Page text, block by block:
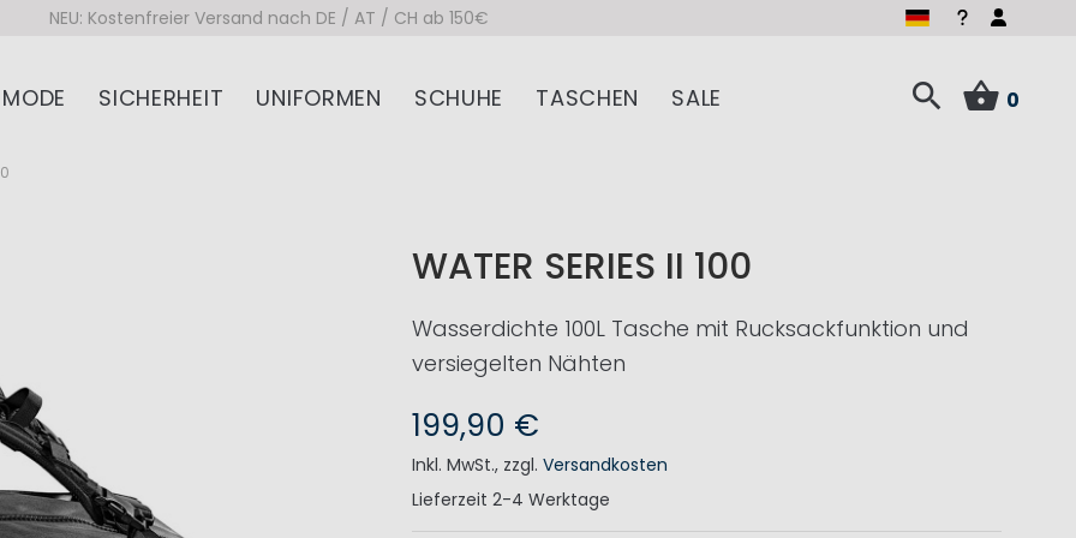
NEU: Kostenfreier Versand nach DE / AT / CH ab 150€
MODE SICHERHEIT UNIFORMEN SCHUHE TASCHEN SALE 0
WATER SERIES II 100
Wasserdichte 100L Tasche mit Rucksackfunktion und
versiegelten Nähten
199,90 €
Inkl. MwSt., zzgl.Versandkosten
Lieferzeit 2-4 Werktage